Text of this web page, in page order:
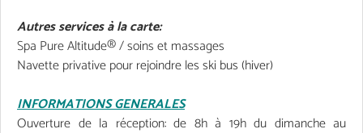
Autres services à la carte:
Spa Pure Altitude® / soins et massages
Navette privative pour rejoindre les ski bus (hiver)
INFORMATIONS GENERALES
Ouverture de la réception: de 8h à 19h du dimanche au